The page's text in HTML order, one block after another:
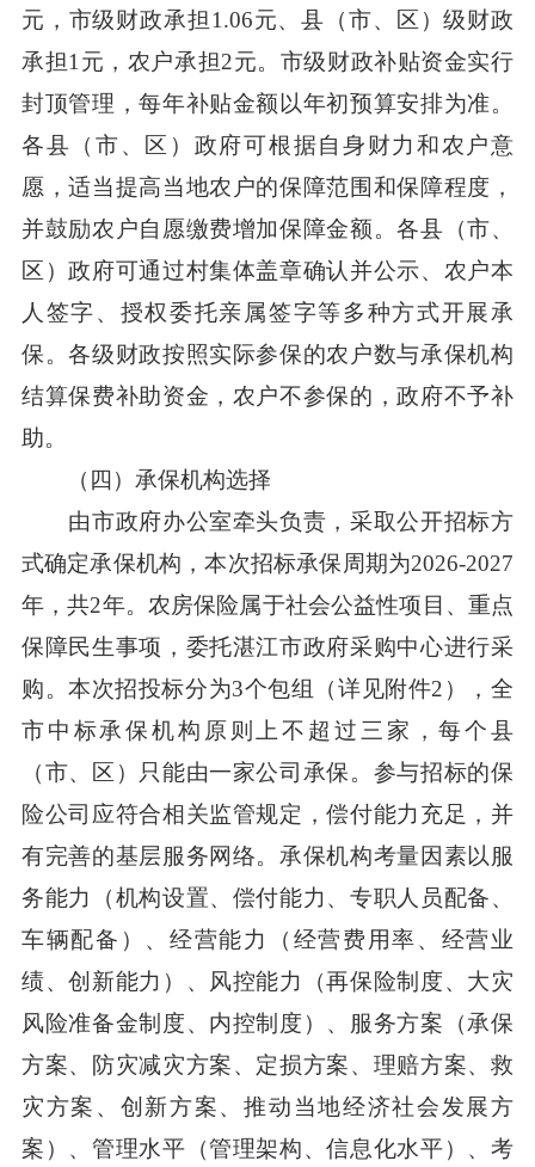
元，市级财政承担1.06元、县（市、区）级财政
承担1元，农户承担2元。市级财政补贴资金实行
封顶管理，每年补贴金额以年初预算安排为准。
各县（市、区）政府可根据自身财力和农户意
愿，适当提高当地农户的保障范围和保障程度，
并鼓励农户自愿缴费增加保障金额。各县（市、
区）政府可通过村集体盖章确认并公示、农户本
人签字、授权委托亲属签字等多种方式开展承
保。各级财政按照实际参保的农户数与承保机构
结算保费补助资金，农户不参保的，政府不予补
助。
（四）承保机构选择
由市政府办公室牵头负责，采取公开招标方
式确定承保机构，本次招标承保周期为2026-2027
年，共2年。农房保险属于社会公益性项目、重点
保障民生事项，委托湛江市政府采购中心进行采
购。本次招投标分为3个包组（详见附件2），全
市中标承保机构原则上不超过三家，每个县
（市、区）只能由一家公司承保。参与招标的保
险公司应符合相关监管规定，偿付能力充足，并
有完善的基层服务网络。承保机构考量因素以服
务能力（机构设置、偿付能力、专职人员配备、
车辆配备）、经营能力（经营费用率、经营业
绩、创新能力）、风控能力（再保险制度、大灾
风险准备金制度、内控制度）、服务方案（承保
方案、防灾减灾方案、定损方案、理赔方案、救
灾方案、创新方案、推动当地经济社会发展方
案）、管理水平（管理架构、信息化水平）、考